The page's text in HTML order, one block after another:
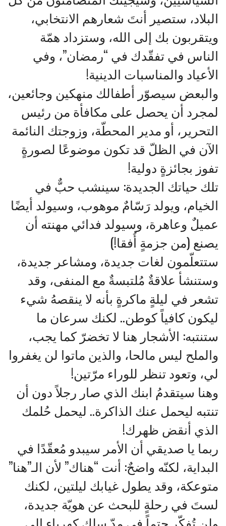
البلاد، ستصير أنتَ شعارهم الانتخابي،
ويتقربون بك إلى الله، وستزداد همّة
الناس في تفقّدك في “رمضان”، وفي
الأعياد والمناسبات الدينية!
والبعض سيصوّر أطفالك منهكين وجائعين،
لمجرد أن يحصل على مكافأة من رئيس
التحرير، أو مدير المحطّة، وزوجتك النائمة
الآن في الظلّ قد تكون موضوعًا لصورةٍ
تفوز بجائزةٍ دولية!
تلك حياتك الجديدة: سينشب حبٌّ في
الخيام، ويولد رَسّامٌ موهوب، وسيولد أيضًا
عميلٌ وعاهرة، وسيولد فدائي مهنته أن
يصنع (من جزمةٍ أُفقا!)
ستتعلّمون لغات جديدة، ومشاعر جديدة،
وستنشأ علاقةٌ مُلتبسةٌ مع المنفى، وقد
تشعر في ليلةٍ ماكرةٍ بأنه لا ينقصهُ شيء
ليكون كافياً كوطن.. لكنك سرعان ما
ستنتبه: الأشجار هنا لا تخضرّ كما يجب،
والملح ليس مالحا، والذين ماتوا لن يغفروا
لي، وتعود تنظر للوراء مرّتين!
وهنا سيتقدمُ ابنك الذي صار رجلاً دون أن
تنتبه ليحمل عنك الذاكرة.. ليحمل حُلمك
الذي أنقض ظهرك!
ربما يا صديقي أن الأمر سيبدو مُعقّدًا في
البداية، لكنّه واضحٌ: أنت “هناك” لأن الـ”هنا”
متوعكة، وقد يطول غيابك ليلتين، لكنك
لستَ في رحلةٍ للبحث عن هويّة جديدة،
ولن تُفكّر حتماً في مدّ سلك كهرباء إلى